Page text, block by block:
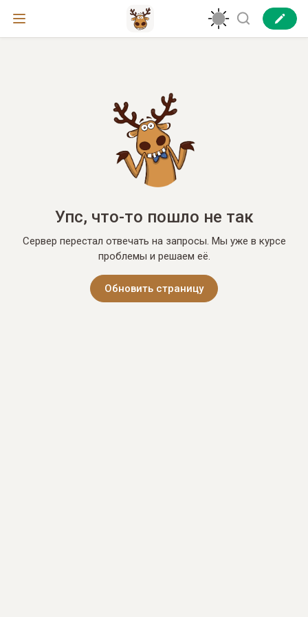
Упс, что-то пошло не так
Сервер перестал отвечать на запросы. Мы уже в курсе
проблемы и решаем её.
Обновить страницу